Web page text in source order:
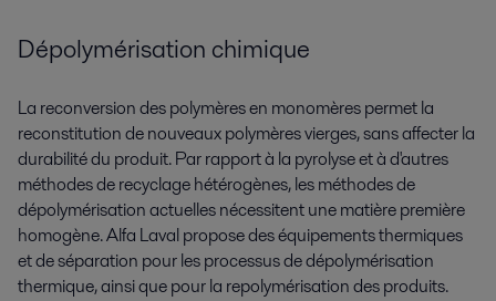
Dépolymérisation chimique
La reconversion des polymères en monomères permet la
reconstitution de nouveaux polymères vierges, sans affecter la
durabilité du produit. Par rapport à la pyrolyse et à d'autres
méthodes de recyclage hétérogènes, les méthodes de
dépolymérisation actuelles nécessitent une matière première
homogène. Alfa Laval propose des équipements thermiques
et de séparation pour les processus de dépolymérisation
thermique, ainsi que pour la repolymérisation des produits.